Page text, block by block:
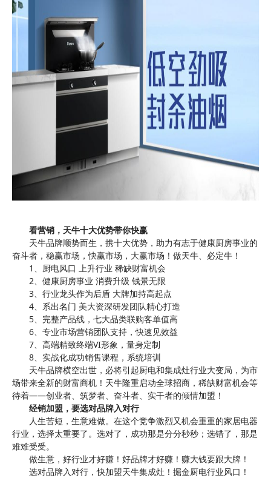
看营销，天牛十大优势带你快赢
天牛品牌顺势而生，携十大优势，助力有志于健康厨房事业的
奋斗者，稳赢市场，快赢市场，大赢市场！做天牛、必定牛！
1、厨电风口 上升行业 稀缺财富机会
2、健康厨房事业 消费升级 钱景无限
3、行业龙头作为后盾 大牌加持高起点
4、系出名门 美大资深研发团队精心打造
5、完整产品线，七大品类联购客单值高
6、专业市场营销团队支持，快速见效益
7、高端精致终端VI形象，量身定制
8、实战化成功销售课程，系统培训
天牛品牌横空出世，必将引起厨电和集成灶行业大变局，为市
场带来全新的财富商机！天牛隆重启动全球招商，稀缺财富机会等
待着——创业者、筑梦者、奋斗者、实干者的倾情加盟！
经销加盟，要选对品牌入对行
人生苦短，生意难做。在这个竞争激烈又机会重重的家居电器
行业，选择太重要了。选对了，成功那是分分秒秒；选错了，那是
难难受受。
做生意，好行业才好赚！好品牌才好赚！赚大钱要跟大牌！
选对品牌入对行，快加盟天牛集成灶！掘金厨电行业风口！